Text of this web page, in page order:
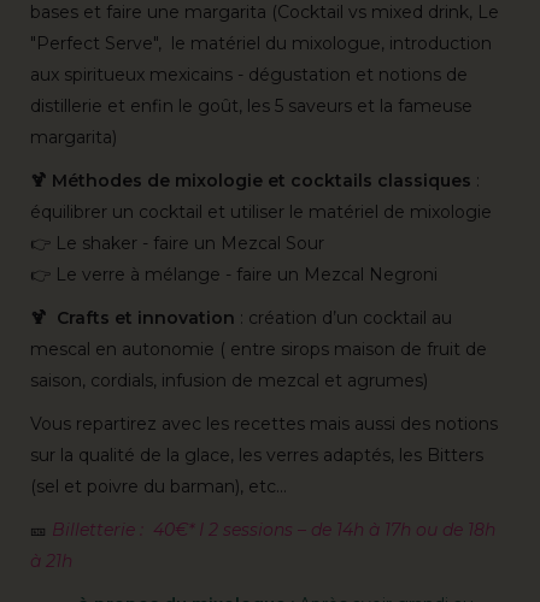
bases et faire une margarita (Cocktail vs mixed drink, Le
"Perfect Serve", le matériel du mixologue, introduction
aux spiritueux mexicains - dégustation et notions de
distillerie et enfin le goût, les 5 saveurs et la fameuse
margarita)
🍹 Méthodes de mixologie et cocktails classiques :
équilibrer un cocktail et utiliser le matériel de mixologie
👉 Le shaker - faire un Mezcal Sour
👉 Le verre à mélange - faire un Mezcal Negroni
🍹 Crafts et innovation : création d’un cocktail au
mescal en autonomie ( entre sirops maison de fruit de
saison, cordials, infusion de mezcal et agrumes)
Vous repartirez avec les recettes mais aussi des notions
sur la qualité de la glace, les verres adaptés, les Bitters
(sel et poivre du barman), etc...
🎫 Billetterie : 40€* I 2 sessions – de 14h à 17h ou de 18h
à 21h